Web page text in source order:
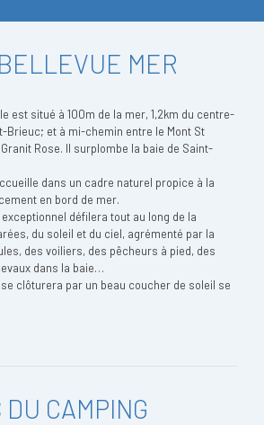
MER
est situé à 100m de la mer, 1,2km du centre-
Brieuc; et à mi-chemin entre le Mont St
Rose. Il surplombe la baie de Saint-
dans un cadre naturel propice à la
en bord de mer.
défilera tout au long de la
du soleil et du ciel, agrémenté par la
des voiliers, des pêcheurs à pied, des
dans la baie…
clôturera par un beau coucher de soleil se
CAMPING